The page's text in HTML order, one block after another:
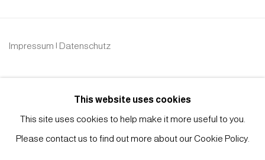
Impressum | Datenschutz
Manage cookies
This website uses cookies
This site uses cookies to help make it more useful to you.
Please contact us to find out more about our Cookie Policy.